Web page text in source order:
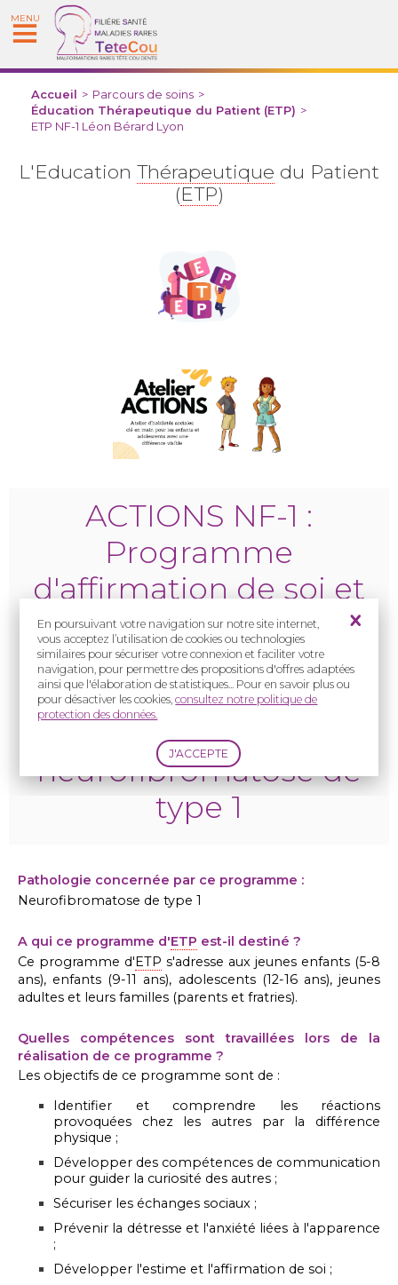
En poursuivant votre navigation sur notre site internet,
vous acceptez l’utilisation de cookies ou technologies
similaires pour sécuriser votre connexion et faciliter votre
navigation, pour permettre des propositions d'offres adaptées
ainsi que l'élaboration de statistiques... Pour en savoir plus ou
pour désactiver les cookies,consultez notre politique de
protection des données.
MENU
Accueil > Parcours de soins >
Éducation Thérapeutique du Patient (ETP) >
ETP NF-1 Léon Bérard Lyon
L'Education Thérapeutique du Patient
(ETP)
ACTIONS NF-1 :
Programme
d'affirmation de soi et
gestion du regard de
l'autre pour les enfants
et adolescents affectés
par une
neurofibromatose de
type 1
Pathologie concernée par ce programme :
Neurofibromatose de type 1
A qui ce programme d'ETP est-il destiné ?
Ce programme d'ETP s'adresse aux jeunes enfants (5-8
ans), enfants (9-11 ans), adolescents (12-16 ans), jeunes
adultes et leurs familles (parents et fratries).
Quelles compétences sont travaillées lors de la
réalisation de ce programme ?
Les objectifs de ce programme sont de :
Identifier et comprendre les réactions
provoquées chez les autres par la différence
physique ;
Développer des compétences de communication
pour guider la curiosité des autres ;
Sécuriser les échanges sociaux ;
Prévenir la détresse et l'anxiété liées à l'apparence
;
Développer l'estime et l'affirmation de soi ;